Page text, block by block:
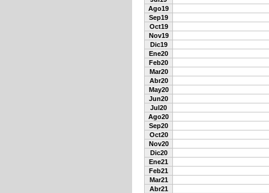
Ago19
Sep19
Oct19
Nov19
Dic19
Ene20
Feb20
Mar20
Abr20
May20
Jun20
Jul20
Ago20
Sep20
Oct20
Nov20
Dic20
Ene21
Feb21
Mar21
Abr21